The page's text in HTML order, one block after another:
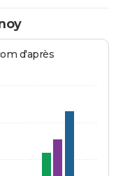
d'après